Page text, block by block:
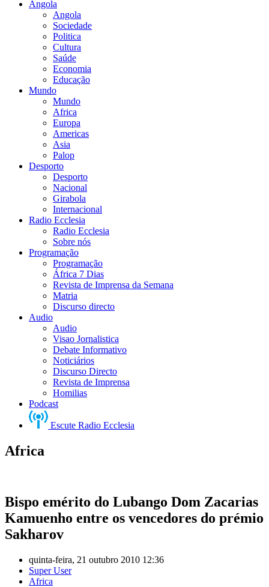
Angola
Angola
Sociedade
Politica
Cultura
Saúde
Economia
Educação
Mundo
Mundo
Africa
Europa
Americas
Asia
Palop
Desporto
Desporto
Nacional
Girabola
Internacional
Radio Ecclesia
Radio Ecclesia
Sobre nós
Programação
Programação
África 7 Dias
Revista de Imprensa da Semana
Matria
Discurso directo
Audio
Audio
Visao Jornalistica
Debate Informativo
Noticiários
Discurso Directo
Revista de Imprensa
Homilias
Podcast
Escute Radio Ecclesia
Africa
Bispo emérito do Lubango Dom Zacarias
Kamuenho entre os vencedores do prémio
Sakharov
quinta-feira, 21 outubro 2010 12:36
Super User
Africa